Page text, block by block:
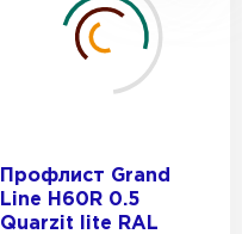
Профлист Grand
Line H60R 0.5
Quarzit lite RAL